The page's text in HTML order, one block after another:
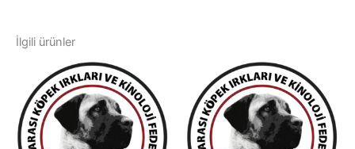
İlgili ürünler